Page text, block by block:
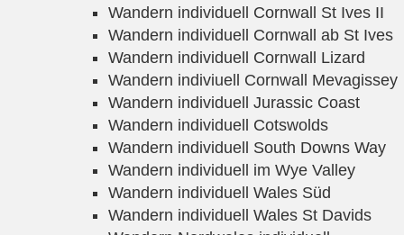
Wandern individuell Cornwall St Ives II
Wandern individuell Cornwall ab St Ives
Wandern individuell Cornwall Lizard
Wandern indiviuell Cornwall Mevagissey
Wandern individuell Jurassic Coast
Wandern individuell Cotswolds
Wandern individuell South Downs Way
Wandern individuell im Wye Valley
Wandern individuell Wales Süd
Wandern individuell Wales St Davids